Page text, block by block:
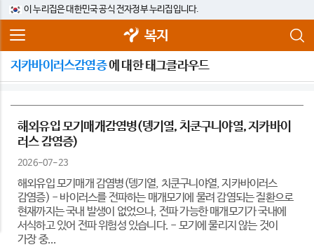
이 누리집은 대한민국 공식 전자정부 누리집입니다.
복지
지카바이러스감염증에 대한 태그클라우드
해외유입 모기매개감염병(뎅기열, 치쿤구니야열, 지카바이
러스 감염증)
2026-07-23
해외유입 모기매개 감염병(뎅기열, 치쿤구니야열, 지카바이러스
감염증) - 바이러스를 전파하는 매개모기에 물려 감염되는 질환으로
현재까지는 국내 발생이 없었으나, 전파 가능한 매개모기가 국내에
서식하고 있어 전파 위험성 있습니다. - 모기에 물리지 않는 것이
가장 중...